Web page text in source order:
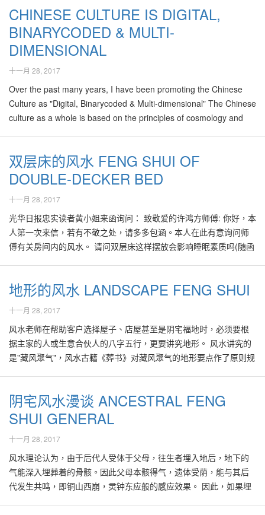
在今年八、九月间，遇上好的对象。 生肖属鸡、蛇、牛的人，想要
在2010年里催动桃花运，可以在南方位摆设带有浪漫气息，多红
色，紫色，桃色的花卉，或画像，可望在今年中，遇上到心仪的对
象。 祝贺大家情场得意！
此，鼻梁也和钱财有关，如果鼻梁有痣的话，象征运途滞塞，就好
像做什么事情都不太顺利。 上唇有痣在相学上是一种福相，表示一
生将不愁吃、不愁穿，人际关系很好。然而其缺点是有时候说话太
难。 嘴上有痣的人，除了有吃福，在爱情上，艳福也不小，常常会
有艳遇，出乎意外地得到美女或帅哥的恋眷，人也比较喜爱浪漫。
婚后会衣食无忧，在夫妻生活上比较幸福。 下巴附近的痣，主的是
田地基址、屋宅奴仆，此处有善痣表示老来必置华屋田产等不动
过于相信别人，容易被他人出卖，在恋爱时常会遭到第三者横刀夺
爱，好事也容易被别人捷足先登，此外你的心脏及血液循环方面会
用，老年时会很有成就。手背有痣则善于理财，占有欲颇强，且能
在婚后掌握家中的经济大权。 脚底的痣代表做人能脚踏实地，不过
是大器晚成的类型，会晚一点才发达。脚底的痣代表住宅运佳，能
聚财。脚底有痣的人也表示驿马星重，因此云游四海或出外旅游的
有一番作为。 后记: 本篇原有标题，电脑打字误置“痔”一字，实为
“痣”。多谢好风水粉丝来电指正。 (Kenny Hoo, 21-9-2010）
供化解之道。 笔者的确见过真的有超能力、能通灵而又深藏不露的
高人，但只属极少数而已。可是有一些人可能认为自己因为常烧香
拜佛打坐等，已经能通天达地或"通灵"，也能感应"气场"的好坏，于
是便在参观或选择房屋时，凭自己的"超感应能力"，如在房屋内感到
舒服与否，来判断该房屋的风水吉凶以决定购买与否。 更甚的是，
在该单位内活动，认为如果他们的孩子觉得舒服，没有哭闹，即表
示该房屋"干净"、风水好。如果小孩进入有关房屋后，开始哭闹或心
感害怕，他们便认为该房屋不吉利，甚至是凶宅，则另作他选！ 像
上述把小孩当做"房屋风水探测器"的人可真不少！其实这些过于主观
性、不科学、无根据的选择房屋的方法都不对，很容易错失良屋，
甚至最后导致错误选择对家人风水不好的房屋，带来长远对财运、
事业、健康或感情的的负面影响！ 笔者有听闻也亲眼见过一些所谓
的"师父"到达有关房屋单位内，闭目打坐数分钟，然后就凭他内心
作选择，比如说肖马及鼠的人不可居住在向南或向北的屋子，必须
选择向西南的屋子。而肖鸡及肖兔鼠的人，不可居住在向东或向西
的屋子，而必须选择向东南或西北的屋子。其实这样的择屋法皆过
于笼统，见仁见智，甚至是可说是无稽之谈。 经验丰富的风水老师
的内在与外在环境、全家人的八字五行与屋宅是否相配。屋子的平
面度，地图等也必须提供给风水老师作分析，以便准确地配合全家
人的命理八字。 除此，屋子外围的气场与水的来方、去方，屋子能
否收纳外气，屋前后的山、河溪等可能带来的正或负面影响，都必
须考虑在内。大门、卧房、水沟等方位，皆必须加以确认、配合。
因此有关风水老师必须对命理、八字、紫微斗数等有极深入的功夫
才行。 除了上述，有经验的风水老师也非常注重厨房及灶头的方
位，如果有选择的话，厨房或厕所不落在西北方及西南方。除此，
屋主与室内设计师配合时也必须加以留意，在设计屋子时尤其是厨
房，灶头安置的方位绝不可被门冲到，不然会引起婚姻、健康、财
务上的问题。 几个月前，笔者为一名单亲妈妈勘察一间入住了好几
育有一名聪明伶俐的男孩。两夫妇在共同打拼多年后，凑足金钱购
买此间洋房，深信从两人会更加恩爱，白头偕老。当时他们也花了
一大笔金钱，用专业室内设计师来设计及装修该屋。难怪该间洋房
装潢得美观大方，身处屋内，心感舒服异常，想必曾花费不菲，一
运势好中带坏。 其妻宫属水，表示婚后妻子有帮夫运，适合夫妻合
作事业，但要尽量避免口角、争执。 2010虎年在林先生的事业宫里
带来一些新的景象与机会，他极想大事开拓另一片领空。 林先生先
天喜水、木，因此比较适合从事流动性的行业或产品，如饮料、业
务、运输、汽车、交通等，或需有创意的行业如家私、印刷、设
计、有机农业等相关行业。 林太太的八字： 己 癸 癸 癸 未
亥 亥 卯 此八字显示林太太自小聪明伶俐、喜艺术、有创意，与
孩子有厚缘。性格急燥，对人事物要求高，带有完美主义。 由于其
成其能力强，自主且有办事能力。事业运在虚28岁前不稳定、多变
动。 其八字也看得出她可以与丈夫在事业上合作，有帮夫运。 2011
兔年对林太太是极好的，是她的贵人年，又有"三喜临门"的现象，可
预见在她的事业、健康与财务上都会出现机会重重，必须好好把
握，并让机会好好发挥。 根据郭先生的八字来探讨，他在2010年有
事业上的新机会，宜好好把握。 林先生的先天性格导致他可能曾涉
足各种行业或兴趣，都有相当经验，因此多才多艺。其缺点是全身
都有刀，只不知那把比较锋利，因此奉劝林先生必须认清自己最有
经验与把握的技术或行业，专注在其中，把目前的事业做的完美
后，才转向开拓其他的行业，以免两头不到岸。 从风水的角度来
看，林先生宜多穿著蓝色与绿色，避免红色、黄色，以期增强气
势、财气，在2010年内能够把机会发挥得更好。林太太宜多穿著蓝
色与白色，避免青色、红色与黄色。 在2011年，林太太的事业、财
运与产业运皆与有提升的好现象。除此，她在2011兔年里会是个丰
硕的一年。我也从林先生的八字探讨，他的夫妻宫显示其妻能力
因此居家大门向北或大门坐落在北方是极好的。 如果想要得到风水
的一番助力，可以请教有口碑的风水老师，把居家风水与家人的八
字加以调整与配合，必能把机会发挥的淋漓尽致。
般人论面相时，会不经意地先留意对方的鼻子、耳朵及眼睛等比较
显明的部位。然而处于现代知识泛滥的时代，有关面相学的论点往
往残杂不少令人迷茫、似是而非的谬论。 传统的面相学说认为男性
的鼻为财星，女性的鼻为夫星。其实在现代社会来讲，女性的鼻子
也与财运有关连。鼻子的准头高大及有肉的人，赚钱门路多，适合
创业。鼻翼大的人，通常较会守财或多积蓄。 有读者问道，他天生
鼻子准头与鼻翼小又少肉，难道一世人就无法创业，无法拥有大财
富？ 这可问得好，问得妙了。鼻子准头及鼻翼小或无肉的人，其实
闻，某人鼻孔朝天，又鼻头无肉，是无财气，更是个"心狠手辣的
人"？这样的论调应该是一些不知出自何处的谬论，极有误导之嫌。
其实鼻孔朝天，鼻头无肉人，为人爽直，对新事物常感好奇，缺乏
耐性、喜欢尝试新产品，比较容易破财而已。绝不可武断地认为是
什么"心狠手辣"之人，以免一竹竿打翻一船人，为人不公。 耳朵显
示虚1岁到14岁的运势。传统的面相学认为招风耳无祖业，孩提时期
的运气较不好。两耳贴脑的人，比较听从父母的话，容易得到双亲
长。一般来讲，天生耳朵长的人未必常见，因此耳朵短或肉薄的读
者，也不必怀疑自己必定是命短之人，免得杞人忧天，影响心情。
其实命的长短，与平时起居饮食，及有无多加照顾健康有直接关
系。 通常眼睛大、圆而有神的人，学习能力佳，有冲劲而且性格坚
韧，往往面对困难时能够努力解决问题。 眼睛细加上单眼皮的人，
对人事物较细心，做事有条不紊，忍耐力也强，但为人稍会斤斤计
过。 一些人也许认为上三白眼的人命不好，其实不尽然，此类人物
虽然人缘欠佳，但事业运颇佳，也极有财运、能守财，而且很愿意
为他人保守秘密。而下三白眼睛的人，对物质需求高，由于比较以
自我为重，易遭他人孤立，人缘欠佳。 眼尾向上（俗称"眼角高"）
的人通常自尊心比较强，不易与人妥协，人缘不佳，因此自己必须
多主动与他人交流，以免让人误以为不合群，被人孤立，在遇到困
难时求助无门。 而眼尾较向下垂的人比较感性，内心常欠缺安全
CHINESE CULTURE IS DIGITAL,
BINARYCODED & MULTI-
DIMENSIONAL
十一月 28, 2017
Over the past many years, I have been promoting the Chinese
Culture as "Digital, Binarycoded & Multi-dimensional" The Chinese
culture as a whole is based on the principles of cosmology and
双层床的风水 FENG SHUI OF
DOUBLE-DECKER BED
十一月 28, 2017
光华日报忠实读者黄小姐来函询问： 致敬爱的许鸿方师傅: 你好，本
人第一次来信，若有不敬之处，请多多包涵。本人在此有意询问师
傅有关房间内的风水。 请问双层床这样摆放会影响睡眠素质吗(随函
睡双层床的顶床会否会否做恶梦。(因本人连续几天的都作了古怪的
上的冒犯？ 怎样在房里催桃花？ 窗口后的是后巷，鸽子很多，我是
否该开窗？一方面空气虽会流通，但灰尘多，会否影响健康？ 请师
傅给予风水上的宝贵意见，本人将感激不尽。谢谢。 黄小姐 忠实读
者 由黄小姐来函附上卧房的平面图来看，她的双层床安置在房门的
斜对角，没有被门冲也连接浴室、马桶，虽然没有她的个人资料加
靠窗口，在风水学来讲是处于动线，通常卧此之人难以睡熟，或睡
不安宁，经年累月必定影响情绪与健康状况。好风水建议黄小姐把
考虑不移动该床，睡在顶层的人只需在睡觉时把头脚的方向对调就
好了，意思说在顶层的人，把脚向到窗的方向就行了。 黄小姐说她
联续几天都作了古怪的梦，极有可能是因为睡在上层的床头靠窗，
处于动线，导致脑波在睡觉时也不时波动，睡不安宁。如果房里她
只有一个人使用，那么建议她睡在下层，会比较好，那也比较安
地形的风水 LANDSCAPE FENG SHUI
十一月 28, 2017
风水老师在帮助客户选择屋子、店屋甚至是阴宅福地时，必须要根
据主家的人或生意合伙人的八字五行，更要讲究地形。 风水讲究的
是"藏风聚气"，风水古籍《葬书》对藏风聚气的地形要点作了原则规
（即宅的前方）部分要地势宽敞开阳，并且最好堂前有曲水环抱，
为绝佳好风水论之。 然而随着现代社会的迅速发展，如此的风水条
时，许多风水老师只要求后方的地势或建筑比前方来的高，左方的
地势或建筑比右方高，且明堂开阔，没有面对高塔、尖角、灯柱
等，那这种环境便具备了"藏风聚气"的上好条件。当然左方比较高的
地势未必是一定好的，因为仍然需要配合整个地形、座向以及全家
阴宅风水漫谈 ANCESTRAL FENG
SHUI GENERAL
十一月 28, 2017
风水理论认为，由于后代人受体于父母，往生者埋入地后，地下的
气能深入埋葬着的骨骸。因此父母本骸得气，遗体受荫，能与其后
代发生共鸣，即铜山西崩，灵钟东应般的感应效果。 因此，如果埋